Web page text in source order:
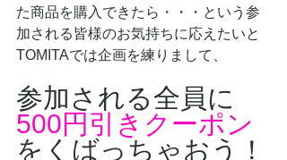
た商品を購入できたら・・・という参
加される皆様のお気持ちに応えたいと
TOMITAでは企画を練りまして、
参加される全員に
500円引きクーポン
をくばっちゃおう！